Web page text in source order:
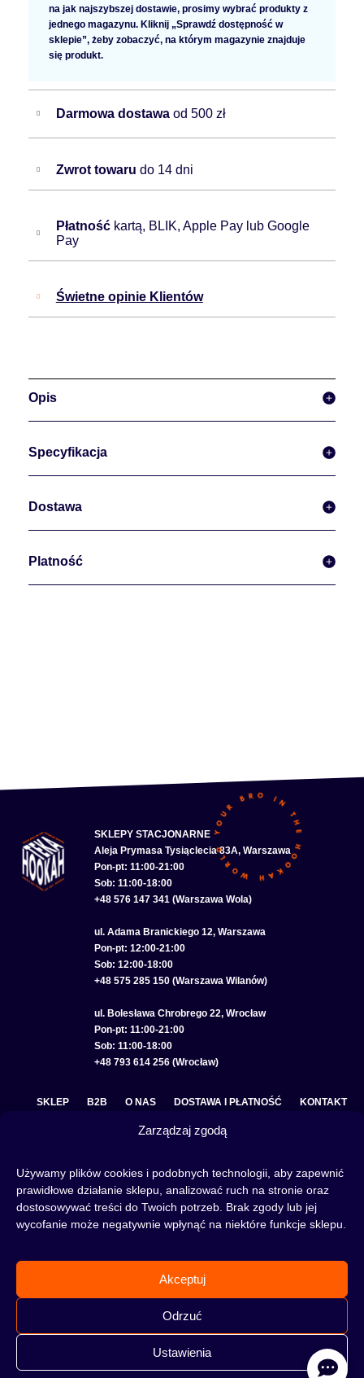
Zarządzaj zgodą
Używamy plików cookies i podobnych technologii, aby zapewnić
prawidłowe działanie sklepu, analizować ruch na stronie oraz
dostosowywać treści do Twoich potrzeb. Brak zgody lub jej
wycofanie może negatywnie wpłynąć na niektóre funkcje sklepu.
Akceptuj
Odrzuć
Ustawienia
na jak najszybszej dostawie, prosimy wybrać produkty z
jednego magazynu. Kliknij „Sprawdź dostępność w
sklepie”, żeby zobaczyć, na którym magazynie znajduje
się produkt.
Darmowa dostawa od 500 zł
Zwrot towaru do 14 dni
Płatność kartą, BLIK, Apple Pay lub Google
Pay
Świetne opinie Klientów
Opis
Specyfikacja
Dostawa
Platność
SKLEPY STACJONARNE
Aleja Prymasa Tysiąclecia 83A, Warszawa
Pon-pt: 11:00-21:00
Sob: 11:00-18:00
+48 576 147 341 (Warszawa Wola)
ul. Adama Branickiego 12, Warszawa
Pon-pt: 12:00-21:00
Sob: 12:00-18:00
+48 575 285 150 (Warszawa Wilanów)
ul. Bolesława Chrobrego 22, Wrocław
Pon-pt: 11:00-21:00
Sob: 11:00-18:00
+48 793 614 256 (Wrocław)
SKLEP B2B O NAS DOSTAWA I PŁATNOŚĆ KONTAKT
POLITYKA PRYWATNOŚCI
to miejsce jest idealne dla Ciebie! Odwiedź nasz
artykułów, albo nie czekaj i od razu przejdź do naszego shisha-sklepu i zacznij zakupy.